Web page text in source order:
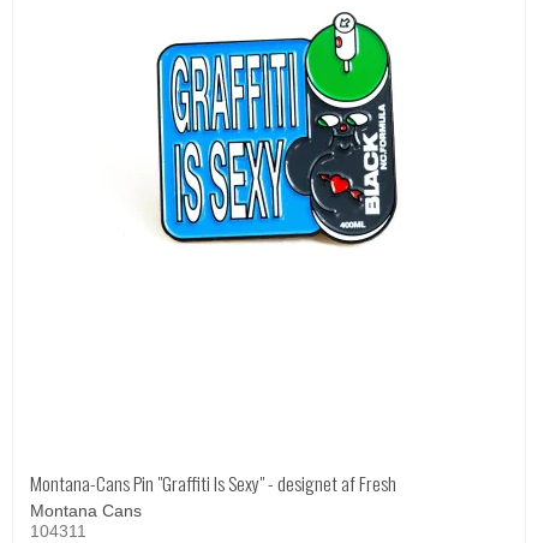
Montana-Cans Pin "Graffiti Is Sexy" - designet af Fresh
Montana Cans
104311